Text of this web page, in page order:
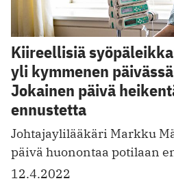
Kiireellisiä
yli kymmenen
Jokainen päivä
ennustetta
Johtajaylilääkäri Markku
päivä huonontaa potilaan
12.4.2022